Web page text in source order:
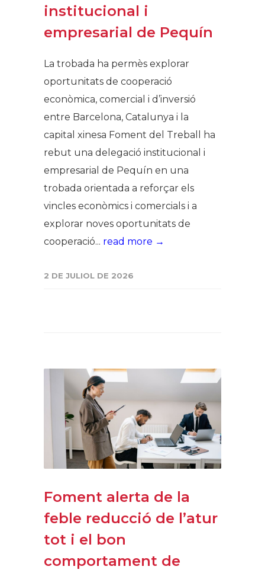
institucional i
empresarial de Pequín
La trobada ha permès explorar
oportunitats de cooperació
econòmica, comercial i d’inversió
entre Barcelona, Catalunya i la
capital xinesa Foment del Treball ha
rebut una delegació institucional i
empresarial de Pequín en una
trobada orientada a reforçar els
vincles econòmics i comercials i a
explorar noves oportunitats de
cooperació... read more →
2 DE JULIOL DE 2026
Foment alerta de la
feble reducció de l’atur
tot i el bon
comportament de